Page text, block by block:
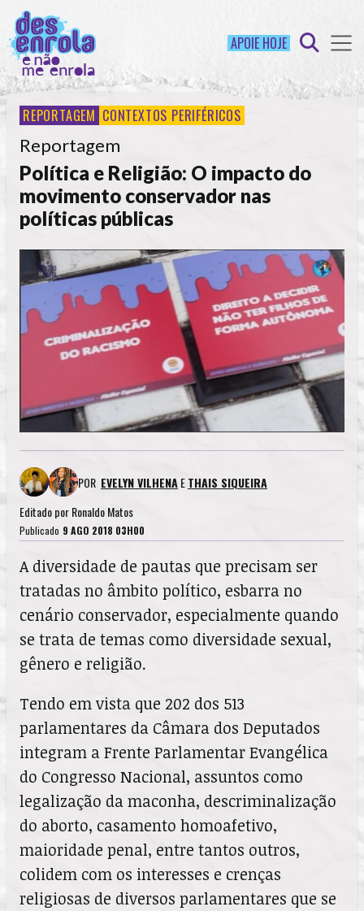
APOIE HOJE
REPORTAGEM CONTEXTOS PERIFÉRICOS
Reportagem
Política e Religião: O impacto do
movimento conservador nas
políticas públicas
POR EVELYN VILHENAETHAIS SIQUEIRA
Editado porRonaldo Matos
Publicado 9 AGO 2018 03H00
A diversidade de pautas que precisam ser
tratadas no âmbito político, esbarra no
cenário conservador, especialmente quando
se trata de temas como diversidade sexual,
gênero e religião.
Tendo em vista que 202 dos 513
parlamentares da Câmara dos Deputados
integram a Frente Parlamentar Evangélica
do Congresso Nacional, assuntos como
legalização da maconha, descriminalização
do aborto, casamento homoafetivo,
maioridade penal, entre tantos outros,
colidem com os interesses e crenças
religiosas de diversos parlamentares que se